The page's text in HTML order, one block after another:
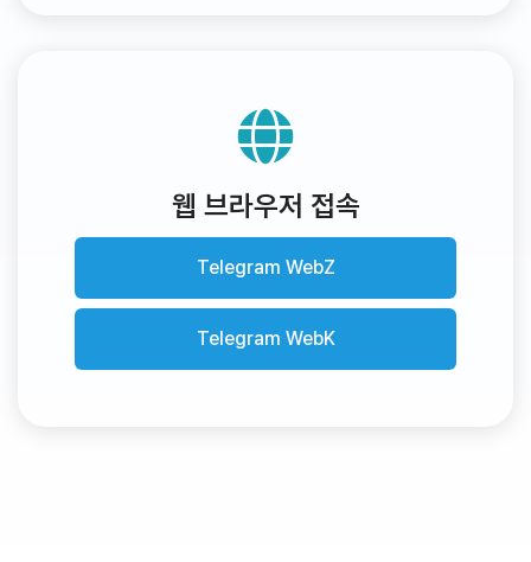
웹 브라우저 접속
Telegram WebZ
Telegram WebK